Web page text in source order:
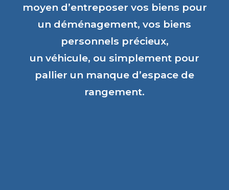
moyen d’entreposer vos biens pour
un déménagement, vos biens
personnels précieux,
un véhicule, ou simplement pour
pallier un manque d’espace de
rangement.